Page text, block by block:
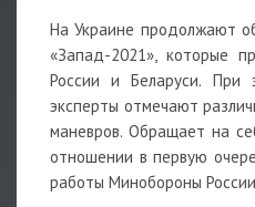
На Украине продолжают
«Запад-2021», которые
России и Беларуси. При
эксперты отмечают
маневров. Обращает на
отношении в первую
работы Минобороны